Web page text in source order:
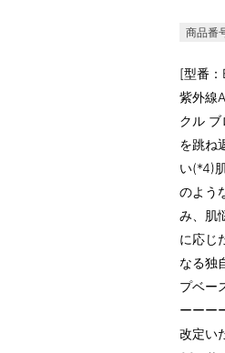
商品番
[型番
紫外線
クル
を跳ね
い(*4)
のよう
み、肌
に応じ
なる独
プベー
ーーー
改定い